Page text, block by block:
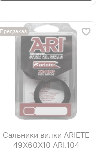
Предзаказ
Сальники вилки ARIETE
49X60X10 ARI.104